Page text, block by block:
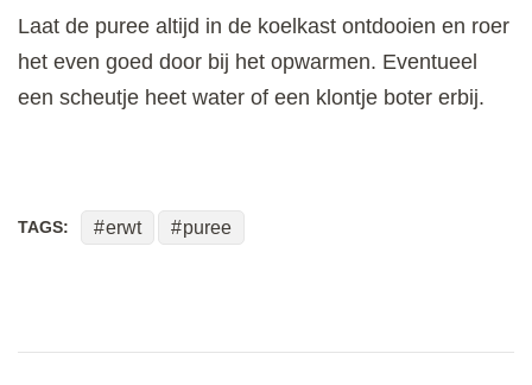
Laat de puree altijd in de koelkast ontdooien en roer
het even goed door bij het opwarmen. Eventueel
een scheutje heet water of een klontje boter erbij.
TAGS: erwt puree